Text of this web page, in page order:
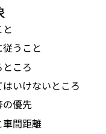
うこと
ころ
いけないところ
の優先
車間距離